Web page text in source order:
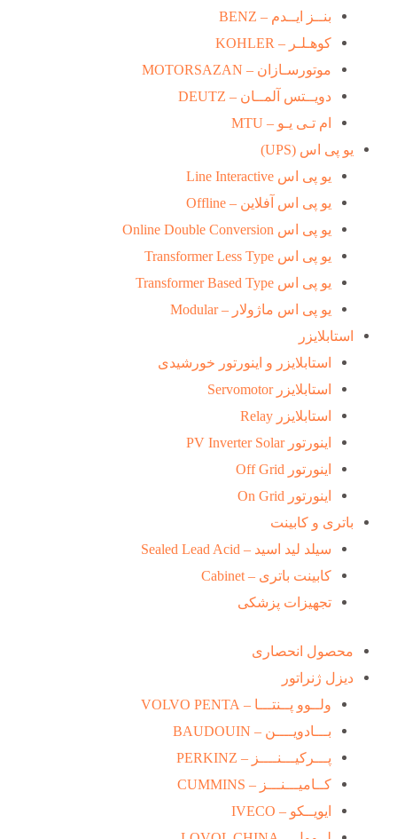
بنــز ایــدم – BENZ
کوهـلـر – KOHLER
موتورسـازان – MOTORSAZAN
دویــتس آلمــان – DEUTZ
ام تـی یـو – MTU
یو پی اس (UPS)
یو پی اس Line Interactive
یو پی اس آفلاین – Offline
یو پی اس Online Double Conversion
یو پی اس Transformer Less Type
یو پی اس Transformer Based Type
یو پی اس ماژولار – Modular
استابلایزر
استابلایزر و اینورتور خورشیدی
استابلایزر Servomotor
استابلایزر Relay
اینورتور PV Inverter Solar
اینورتور Off Grid
اینورتور On Grid
باتری و کابینت
سیلد لید اسید – Sealed Lead Acid
کابینت باتری – Cabinet
تجهیزات پزشکی
محصول انحصاری
دیزل ژنراتور
ولــوو پــنتـــا – VOLVO PENTA
بـــادویــــن – BAUDOUIN
پـــرکیـــنــــز – PERKINZ
کــامیـــنـــز – CUMMINS
ایویــکو – IVECO